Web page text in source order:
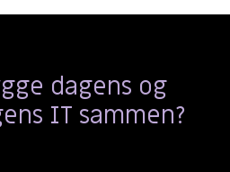
dagens og
IT sammen?